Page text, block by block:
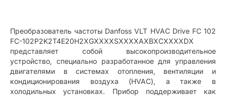
Преобразователь частоты Danfoss VLT HVAC Drive FC 102
FC-102P2K2T4E20H2XGXXXXSXXXXAXBXCXXXXDX
представляет собой высокопроизводительное
устройство, специально разработанное для управления
двигателями в системах отопления, вентиляции и
кондиционирования воздуха (HVAC), а также в
холодильных установках. Прибор поддерживает как